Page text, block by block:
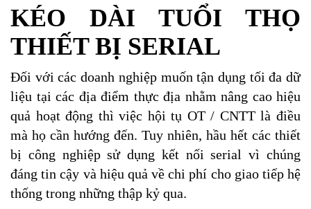
KÉO DÀI TUỔI THỌ
THIẾT BỊ SERIAL
Đối với các doanh nghiệp muốn tận dụng tối đa dữ
liệu tại các địa điểm thực địa nhằm nâng cao hiệu
quả hoạt động thì việc hội tụ OT / CNTT là điều
mà họ cần hướng đến. Tuy nhiên, hầu hết các thiết
bị công nghiệp sử dụng kết nối serial vì chúng
đáng tin cậy và hiệu quả về chi phí cho giao tiếp hệ
thống trong những thập kỷ qua.